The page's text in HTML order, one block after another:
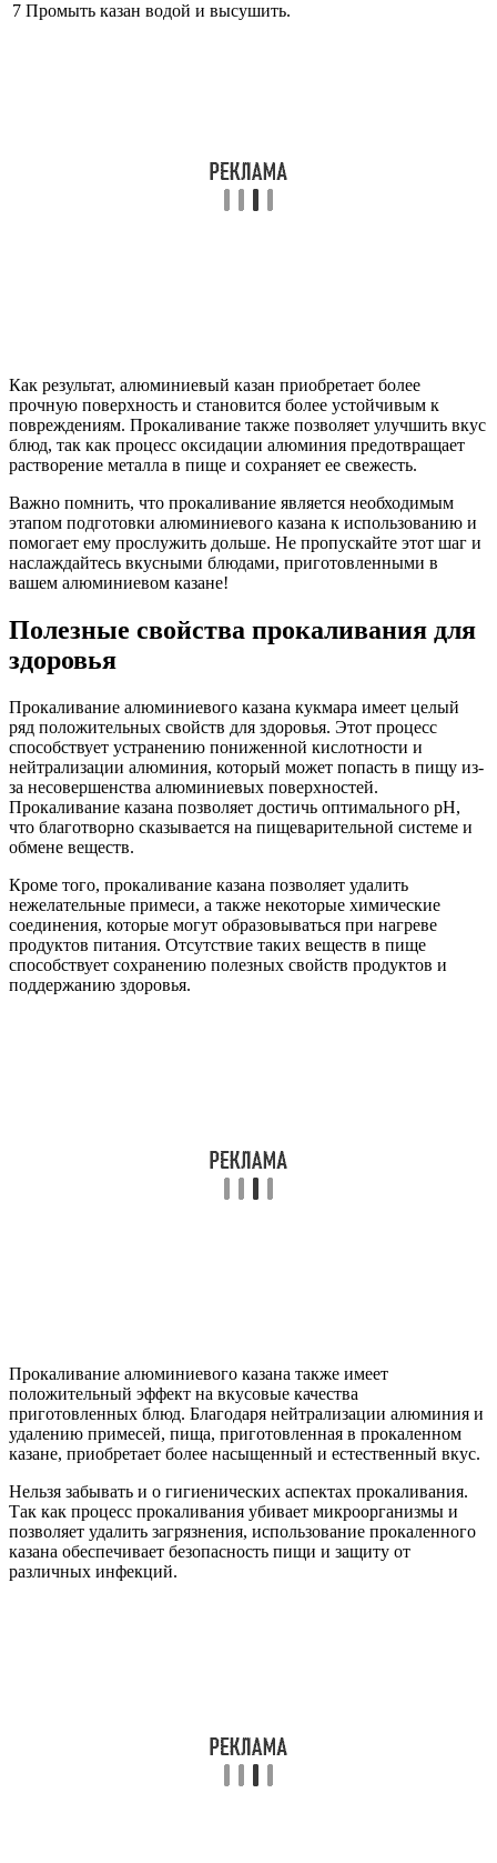
7 Промыть казан водой и высушить.
Как результат, алюминиевый казан приобретает более
прочную поверхность и становится более устойчивым к
повреждениям. Прокаливание также позволяет улучшить вкус
блюд, так как процесс оксидации алюминия предотвращает
растворение металла в пище и сохраняет ее свежесть.
Важно помнить, что прокаливание является необходимым
этапом подготовки алюминиевого казана к использованию и
помогает ему прослужить дольше. Не пропускайте этот шаг и
наслаждайтесь вкусными блюдами, приготовленными в
вашем алюминиевом казане!
Полезные свойства прокаливания для
здоровья
Прокаливание алюминиевого казана кукмара имеет целый
ряд положительных свойств для здоровья. Этот процесс
способствует устранению пониженной кислотности и
нейтрализации алюминия, который может попасть в пищу из-
за несовершенства алюминиевых поверхностей.
Прокаливание казана позволяет достичь оптимального pH,
что благотворно сказывается на пищеварительной системе и
обмене веществ.
Кроме того, прокаливание казана позволяет удалить
нежелательные примеси, а также некоторые химические
соединения, которые могут образовываться при нагреве
продуктов питания. Отсутствие таких веществ в пище
способствует сохранению полезных свойств продуктов и
поддержанию здоровья.
Прокаливание алюминиевого казана также имеет
положительный эффект на вкусовые качества
приготовленных блюд. Благодаря нейтрализации алюминия и
удалению примесей, пища, приготовленная в прокаленном
казане, приобретает более насыщенный и естественный вкус.
Нельзя забывать и о гигиенических аспектах прокаливания.
Так как процесс прокаливания убивает микроорганизмы и
позволяет удалить загрязнения, использование прокаленного
казана обеспечивает безопасность пищи и защиту от
различных инфекций.